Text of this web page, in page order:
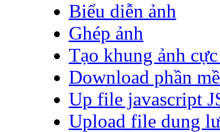
Biểu diễn ảnh
Ghép ảnh
Tạo khung ảnh
Download phần
Up file javascript
Upload file dung